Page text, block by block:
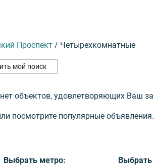
Проспект / Четырехкомнатные
мой поиск
объектов, удовлетворяющих Ваш
посмотрите популярные объявления.
Выбрать метро: Выбрать